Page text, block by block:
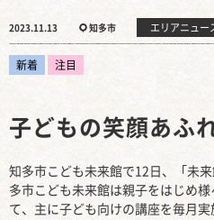
2023.11.13 知多市 エリアニュー
新着 注目
子どもの笑顔あふ
知多市こども未来館で12日、「未
多市こども未来館は親子をはじめ
て、主に子ども向けの講座を毎月